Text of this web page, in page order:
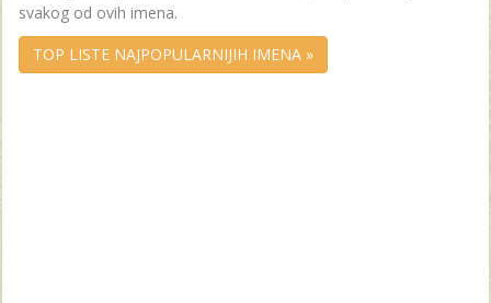
svakog od ovih imena.
TOP LISTE NAJPOPULARNIJIH IMENA »